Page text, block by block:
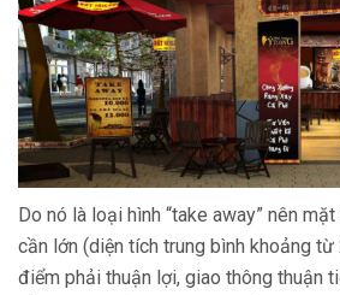
Do nó là loại hình “take away” nên
cần lớn (diện tích trung bình khoảng
điểm phải thuận lợi, giao thông thuận